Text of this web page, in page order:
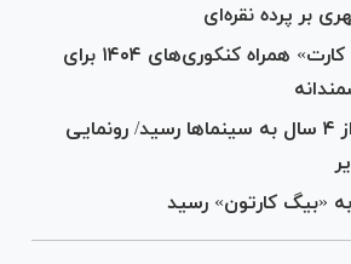
بر پرده نقره‌ای
برنامه «برو پی کارت» همراه کنکوری‌های ۱۴۰۴ برای
«کوسه» پس از ۴ سال به سینما‌ها رسید/ رونمایی
به «بیگ کارتون» رسید